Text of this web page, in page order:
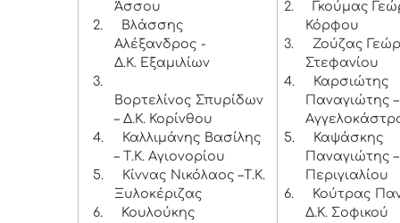
Άσσου
2.
Βλάσσης
Αλέξανδρος -
Δ.Κ. Εξαμιλίων
3.
Βορτελίνος Σπυρίδων
– Δ.Κ. Κορίνθου
4.
Καλλιμάνης Βασίλης
– Τ.Κ. Αγιονορίου
5.
Κίννας Νικόλαος –Τ.Κ.
Ξυλοκέριζας
6.
Κουλούκης
2.
Γκούμας
Κόρφου
3.
Ζούζας
Στεφανίου
4.
Καρσιώτης
Παναγιώτης –
5.
Καψάσκης
Παναγιώτης –
Περιγιαλίου
6.
Κούτρας
Δ.Κ. Σοφικού